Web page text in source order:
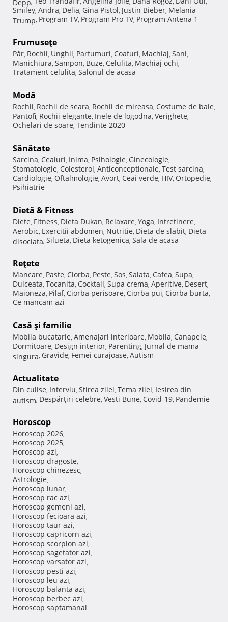
Smiley, Andra, Delia, Gina Pistol, Justin Bieber, Melania
Trump, Program TV, Program Pro TV, Program Antena 1
Frumuseţe
Păr, Rochii, Unghii, Parfumuri, Coafuri, Machiaj, Sani,
Manichiura, Sampon, Buze, Celulita, Machiaj ochi,
Tratament celulita, Salonul de acasa
Modă
Rochii, Rochii de seara, Rochii de mireasa, Costume de baie,
Pantofi, Rochii elegante, Inele de logodna, Verighete,
Ochelari de soare, Tendinte 2020
Sănătate
Sarcina, Ceaiuri, Inima, Psihologie, Ginecologie,
Stomatologie, Colesterol, Anticonceptionale, Test sarcina,
Cardiologie, Oftalmologie, Avort, Ceai verde, HIV, Ortopedie,
Psihiatrie
Dietă & Fitness
Diete, Fitness, Dieta Dukan, Relaxare, Yoga, Intretinere,
Aerobic, Exercitii abdomen, Nutritie, Dieta de slabit, Dieta
disociata, Silueta, Dieta ketogenica, Sala de acasa
Reţete
Mancare, Paste, Ciorba, Peste, Sos, Salata, Cafea, Supa,
Dulceata, Tocanita, Cocktail, Supa crema, Aperitive, Desert,
Maioneza, Pilaf, Ciorba perisoare, Ciorba pui, Ciorba burta,
Ce mancam azi
Casă şi familie
Mobila bucatarie, Amenajari interioare, Mobila, Canapele,
Dormitoare, Design interior, Parenting, Jurnal de mama
singura, Gravide, Femei curajoase, Autism
Actualitate
Din culise, Interviu, Stirea zilei, Tema zilei, Iesirea din
autism, Despărţiri celebre, Vesti Bune, Covid-19, Pandemie
Horoscop
Horoscop 2026,
Horoscop 2025,
Horoscop azi,
Horoscop dragoste,
Horoscop chinezesc,
Astrologie,
Horoscop lunar,
Horoscop rac azi,
Horoscop gemeni azi,
Horoscop fecioara azi,
Horoscop taur azi,
Horoscop capricorn azi,
Horoscop scorpion azi,
Horoscop sagetator azi,
Horoscop varsator azi,
Horoscop pesti azi,
Horoscop leu azi,
Horoscop balanta azi,
Horoscop berbec azi,
Horoscop saptamanal